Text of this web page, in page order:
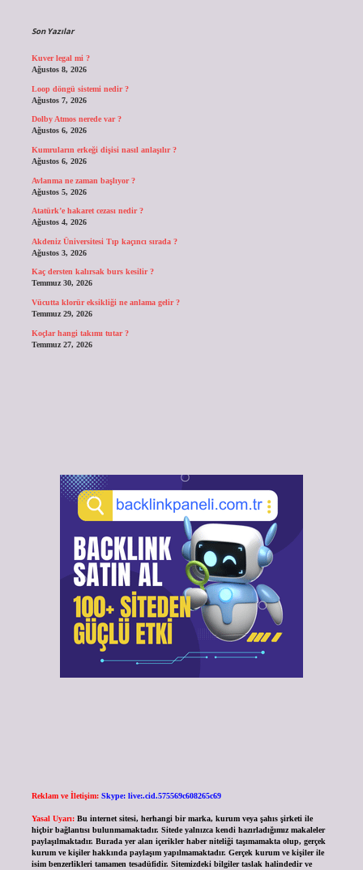
Son Yazılar
Kuver legal mi ?
Ağustos 8, 2026
Loop döngü sistemi nedir ?
Ağustos 7, 2026
Dolby Atmos nerede var ?
Ağustos 6, 2026
Kumruların erkeği dişisi nasıl anlaşılır ?
Ağustos 6, 2026
Avlanma ne zaman başlıyor ?
Ağustos 5, 2026
Atatürk’e hakaret cezası nedir ?
Ağustos 4, 2026
Akdeniz Üniversitesi Tıp kaçıncı sırada ?
Ağustos 3, 2026
Kaç dersten kalırsak burs kesilir ?
Temmuz 30, 2026
Vücutta klorür eksikliği ne anlama gelir ?
Temmuz 29, 2026
Koçlar hangi takımı tutar ?
Temmuz 27, 2026
Reklam ve İletişim: Skype: live:.cid.575569c608265c69
Yasal Uyarı: Bu internet sitesi, herhangi bir marka, kurum veya şahıs şirketi ile
hiçbir bağlantısı bulunmamaktadır. Sitede yalnızca kendi hazırladığımız makaleler
paylaşılmaktadır. Burada yer alan içerikler haber niteliği taşımamakta olup, gerçek
kurum ve kişiler hakkında paylaşım yapılmamaktadır. Gerçek kurum ve kişiler ile
isim benzerlikleri tamamen tesadüfidir. Sitemizdeki bilgiler taslak halindedir ve